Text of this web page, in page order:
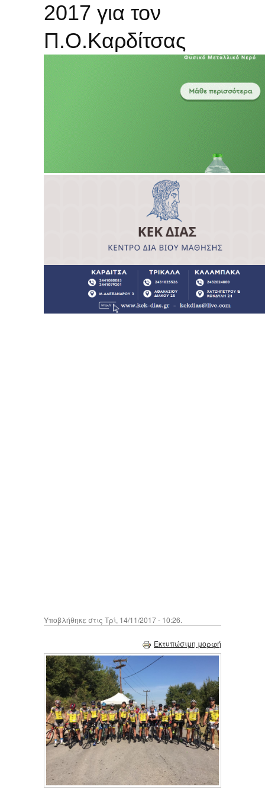
2017 για τον
Π.Ο.Καρδίτσας
Υποβλήθηκε στις Τρί, 14/11/2017 - 10:26.
Εκτυπώσιμη μορφή